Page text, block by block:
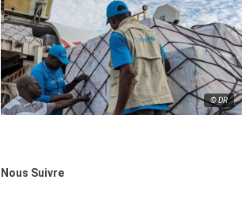
© DR
Nous Suivre